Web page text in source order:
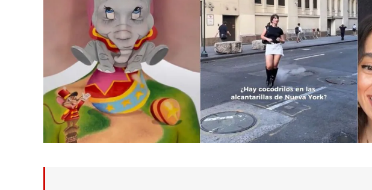
la economía y la ciencia en la era
La ausencia de BTS en los Grammy
2027 sorprende a seguidores y
expertos del k-pop
Hace 1 semana